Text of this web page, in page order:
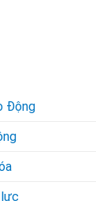
Động
lực